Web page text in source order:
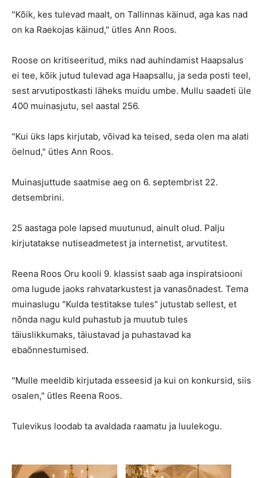
"Kõik, kes tulevad maalt, on Tallinnas käinud, aga kas nad
on ka Raekojas käinud," ütles Ann Roos.
Roose on kritiseeritud, miks nad auhindamist Haapsalus
ei tee, kõik jutud tulevad aga Haapsallu, ja seda posti teel,
sest arvutipostkasti läheks muidu umbe. Mullu saadeti üle
400 muinasjutu, sel aastal 256.
"Kui üks laps kirjutab, võivad ka teised, seda olen ma alati
öelnud," ütles Ann Roos.
Muinasjuttude saatmise aeg on 6. septembrist 22.
detsembrini.
25 aastaga pole lapsed muutunud, ainult olud. Palju
kirjutatakse nutiseadmetest ja internetist, arvutitest.
Reena Roos Oru kooli 9. klassist saab aga inspiratsiooni
oma lugude jaoks rahvatarkustest ja vanasõnadest. Tema
muinaslugu "Kulda testitakse tules" jutustab sellest, et
nõnda nagu kuld puhastub ja muutub tules
täiuslikkumaks, täiustavad ja puhastavad ka
ebaõnnestumised.
"Mulle meeldib kirjutada esseesid ja kui on konkursid, siis
osalen," ütles Reena Roos.
Tulevikus loodab ta avaldada raamatu ja luulekogu.